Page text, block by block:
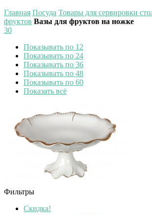
Главная Посуда Товары для сервировки
фруктов Вазы для фруктов на ножке
30
Показывать по 12
Показывать по 24
Показывать по 36
Показывать по 48
Показывать по 60
Показать всё
Фильтры
Скидка!